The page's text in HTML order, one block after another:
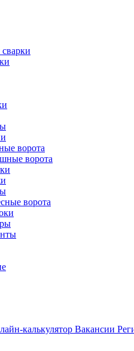
ворота
ворота
ворота
калькулятор Вакансии